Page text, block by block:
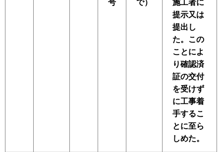
号
で）
施工者に
提示又は
提出し
た。この
ことによ
り確認済
証の交付
を受けず
に工事着
手するこ
とに至ら
しめた。